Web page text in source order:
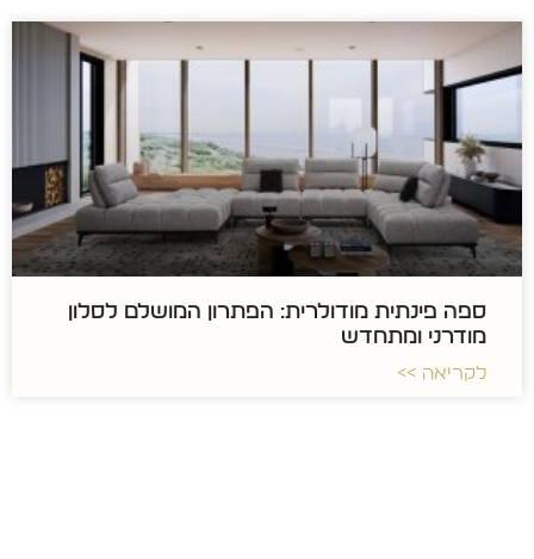
ספה פינתית מודולרית: הפתרון המושלם לסלון
מודרני ומתחדש
לקריאה >>